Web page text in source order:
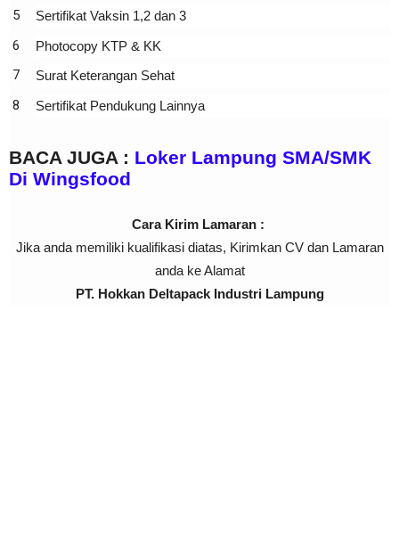
Sertifikat Vaksin 1,2 dan 3
Photocopy KTP & KK
Surat Keterangan Sehat
Sertifikat Pendukung Lainnya
BACA JUGA : Loker Lampung SMA/SMK
Di Wingsfood
Cara Kirim Lamaran :
Jika anda memiliki kualifikasi diatas, Kirimkan CV dan Lamaran
anda ke Alamat
PT. Hokkan Deltapack Industri Lampung